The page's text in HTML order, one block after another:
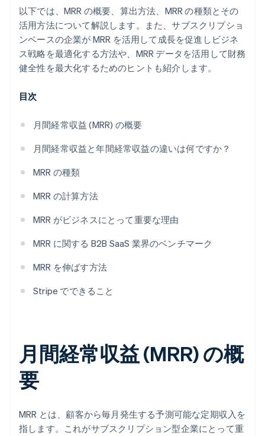
以下では、MRR の概要、算出方法、MRR の種類とその
活用方法について解説します。また、サブスクリプショ
ンベースの企業が MRR を活用して成長を促進しビジネ
ス戦略を最適化する方法や、MRR データを活用して財務
健全性を最大化するためのヒントも紹介します。
目次
月間経常収益 (MRR) の概要
月間経常収益と年間経常収益の違いは何ですか？
MRR の種類
MRR の計算方法
MRR がビジネスにとって重要な理由
MRR に関する B2B SaaS 業界のベンチマーク
MRR を伸ばす方法
Stripe でできること
月間経常収益 (MRR) の概
要
MRR とは、顧客から毎月発生する予測可能な定期収入を
指します。これがサブスクリプション型企業にとって重